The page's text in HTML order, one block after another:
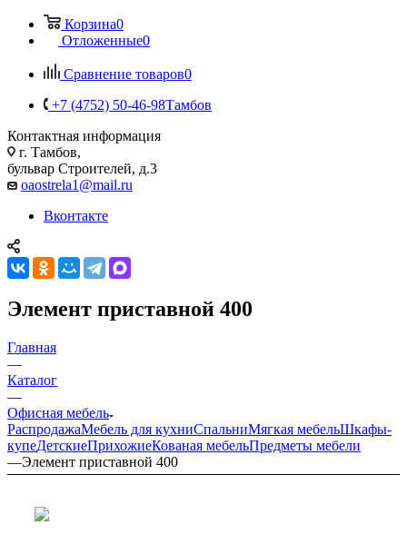
Корзина0
Отложенные0
Сравнение товаров0
+7 (4752) 50-46-98Тамбов
Контактная информация
г. Тамбов,
бульвар Строителей, д.3
oaostrela1@mail.ru
Вконтакте
Элемент приставной 400
Главная
—
Каталог
—
Офисная мебель
РаспродажаМебель для кухниСпальниМягкая мебельШкафы-
купеДетскиеПрихожиеКованая мебельПредметы мебели
—Элемент приставной 400